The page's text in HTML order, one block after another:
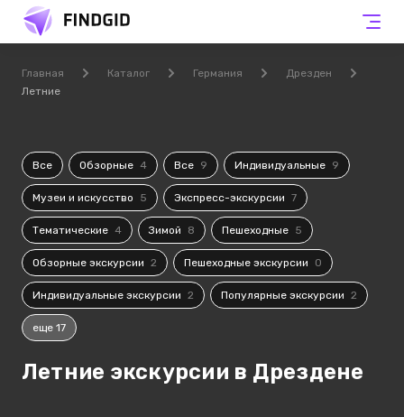
Главная Каталог Германия
Дрезден
Летние
Все Обзорные 4 Все 9 Индивидуальные 9
Музеи и искусство 5 Экспресс-экскурсии 7
Тематические 4 Зимой 8 Пешеходные 5
Обзорные экскурсии 2 Пешеходные экскурсии 0
Индивидуальные экскурсии 2 Популярные экскурсии 2
еще 17
Летние экскурсии в Дрездене